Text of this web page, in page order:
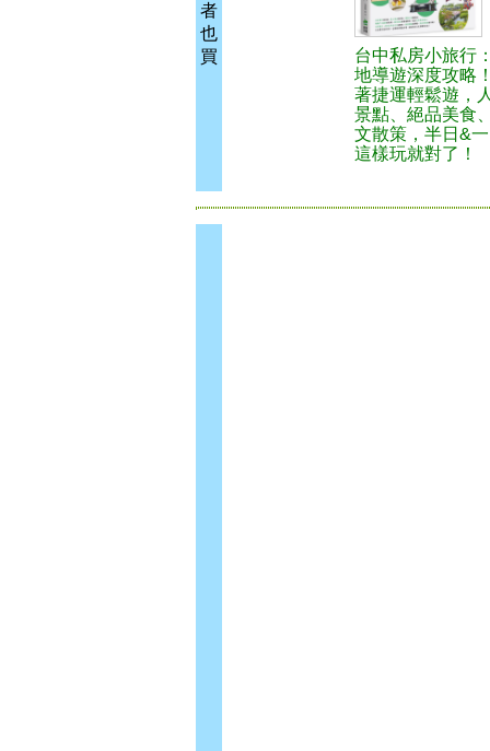
者
也
買
台中私房小旅行
地導遊深度攻略
著捷運輕鬆遊，
景點、絕品美食
文散策，半日&
這樣玩就對了！